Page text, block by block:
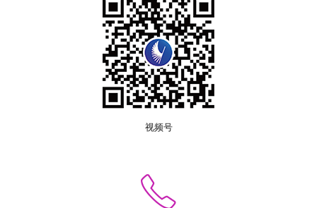
视频号